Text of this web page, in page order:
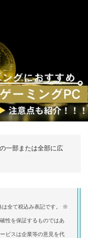
一部または全部に広
は全て税込み表記です。 ※
性を保証するものではあ
ビスは企業等の意見を代